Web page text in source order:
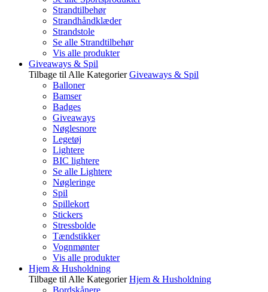
Strandtilbehør
Strandhåndklæder
Strandstole
Se alle Strandtilbehør
Vis alle produkter
Giveaways & Spil
Tilbage til Alle Kategorier Giveaways & Spil
Balloner
Bamser
Badges
Giveaways
Nøglesnore
Legetøj
Lightere
BIC lightere
Se alle Lightere
Nøgleringe
Spil
Spillekort
Stickers
Stressbolde
Tændstikker
Vognmønter
Vis alle produkter
Hjem & Husholdning
Tilbage til Alle Kategorier Hjem & Husholdning
Bordskånere